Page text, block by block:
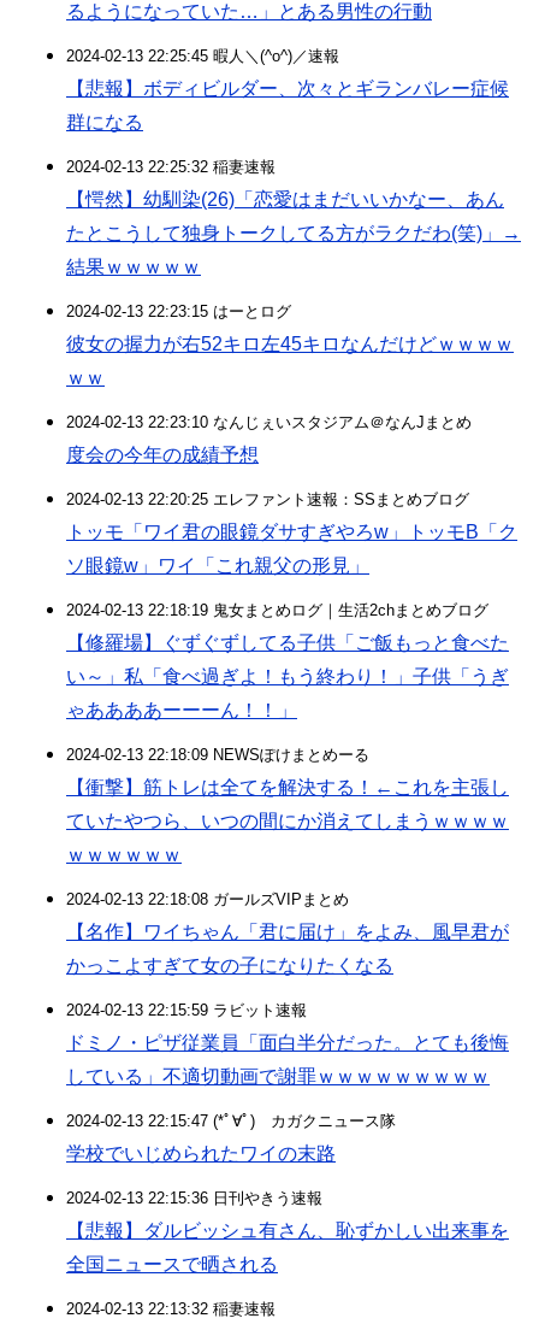
るようになっていた…」とある男性の行動
2024-02-13 22:25:45 暇人＼(^o^)／速報
【悲報】ボディビルダー、次々とギランバレー症候
群になる
2024-02-13 22:25:32 稲妻速報
【愕然】幼馴染(26)「恋愛はまだいいかなー、あん
たとこうして独身トークしてる方がラクだわ(笑)」→
結果ｗｗｗｗｗ
2024-02-13 22:23:15 はーとログ
彼女の握力が右52キロ左45キロなんだけどｗｗｗｗ
ｗｗ
2024-02-13 22:23:10 なんじぇいスタジアム＠なんJまとめ
度会の今年の成績予想
2024-02-13 22:20:25 エレファント速報：SSまとめブログ
トッモ「ワイ君の眼鏡ダサすぎやろw」トッモB「ク
ソ眼鏡w」ワイ「これ親父の形見」
2024-02-13 22:18:19 鬼女まとめログ｜生活2chまとめブログ
【修羅場】ぐずぐずしてる子供「ご飯もっと食べた
い～」私「食べ過ぎよ！もう終わり！」子供「うぎ
ゃああああーーーん！！」
2024-02-13 22:18:09 NEWSぽけまとめーる
【衝撃】筋トレは全てを解決する！←これを主張し
ていたやつら、いつの間にか消えてしまうｗｗｗｗ
ｗｗｗｗｗｗ
2024-02-13 22:18:08 ガールズVIPまとめ
【名作】ワイちゃん「君に届け」をよみ、風早君が
かっこよすぎて女の子になりたくなる
2024-02-13 22:15:59 ラビット速報
ドミノ・ピザ従業員「面白半分だった。とても後悔
している」不適切動画で謝罪ｗｗｗｗｗｗｗｗｗ
2024-02-13 22:15:47 (*ﾟ∀ﾟ)ゞカガクニュース隊
学校でいじめられたワイの末路
2024-02-13 22:15:36 日刊やきう速報
【悲報】ダルビッシュ有さん、恥ずかしい出来事を
全国ニュースで晒される
2024-02-13 22:13:32 稲妻速報